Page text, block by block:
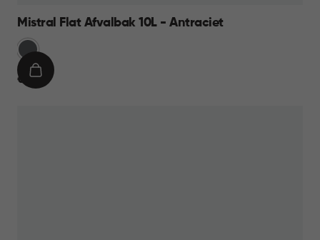
Mistral Flat Afvalbak 10L - Antraciet
Anthraciet
€
€ 11,95
IN